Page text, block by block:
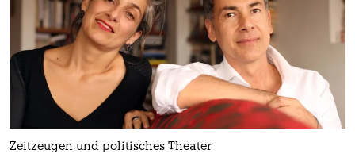
Zeitzeugen und politisches Theater